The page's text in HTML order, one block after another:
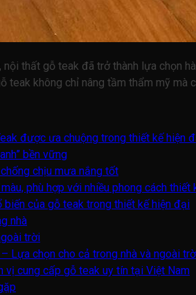
nội thất gỗ teak đã trở thành lựa chọn
teak không chỉ nâng tầm thẩm mỹ
được ưa chuộng trong thiết kế hiện
bền vững
chịu mưa nắng tốt
phù hợp với nhiều phong cách thiết
biến của gỗ teak trong thiết kế hiện đại
nhà
trời
Lựa chọn cho cả trong nhà và ngoài
vị cung cấp gỗ teak uy tín tại Việt Nam